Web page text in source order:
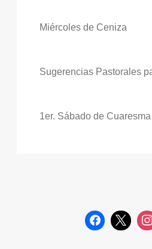
Miércoles de Ceniza
Sugerencias Pastorales
1er. Sábado de Cuaresma